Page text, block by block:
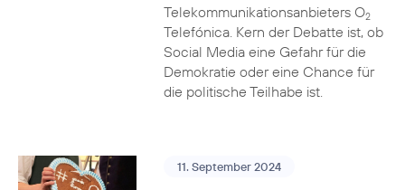
Telekommunikationsanbieters O2
Telefónica. Kern der Debatte ist, ob
Social Media eine Gefahr für die
Demokratie oder eine Chance für
die politische Teilhabe ist.
11. September 2024